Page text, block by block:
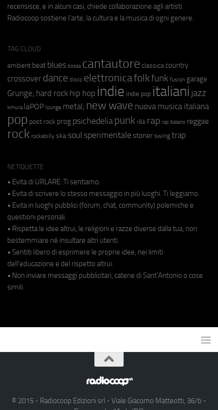
recensisce, e in alcuni casi, chiede collaborazione agli artisti.
Radiocoop sostiene l'arte, la cultura e la musica di ogni genere.
TAG CLOUD
ambient beat blues bossa cantautore classica country
crossover dance disco elettronicafolkfunk fusion garage
Grunge; hard rock hip hop indie indie pop italiani jazz
kimura laPOP lounge metal; new wave nuova musica italiana
pop post rock prog psichedeliapunk r&b rap rap italiano reggae
rock rockabilly ska soul sperimentale stoner swing trap
NETIQUETTE
• Evita di URLARE. Ti sentiamo.
• Evita di scrivere lo stesso messaggio in più luoghi. Ti leggiamo.
• Evita in luoghi pubblici (forum, chat, community) polemiche e
questioni personali.
• Rispetta le idee altrui, le religioni e razze diverse dalla tua, non
bestemmiare né insultare altri utenti.
• Sentiti libero di esprimere le proprie idee, nei limiti
dell'educazione e del rispetto altrui.
• Non inviare messaggi pubblicitari, catene di Sant'Antonio o cose
simili.
© 2015 - Radiocoop Edizioni srl - Viale Giacomo Matteotti, 36/b -